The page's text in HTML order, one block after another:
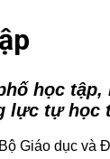
học
lực tự học
Giáo dục và